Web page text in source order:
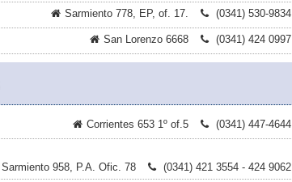
Sarmiento 778, EP, of. 17. (0341) 530-9834
San Lorenzo 6668 (0341) 424 0997
Corrientes 653 1º of.5 (0341) 447-4644
Sarmiento 958, P.A. Ofic. 78
(0341) 421 3554 - 424 9062